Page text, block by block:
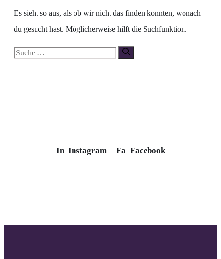
Es sieht so aus, als ob wir nicht das finden konnten, wonach
du gesucht hast. Möglicherweise hilft die Suchfunktion.
Suche
In Instagram Fa Facebook